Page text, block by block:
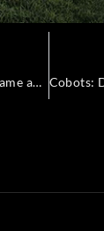
Green tech en duurzame automatisering: De rol van cobots en systeemintegratie